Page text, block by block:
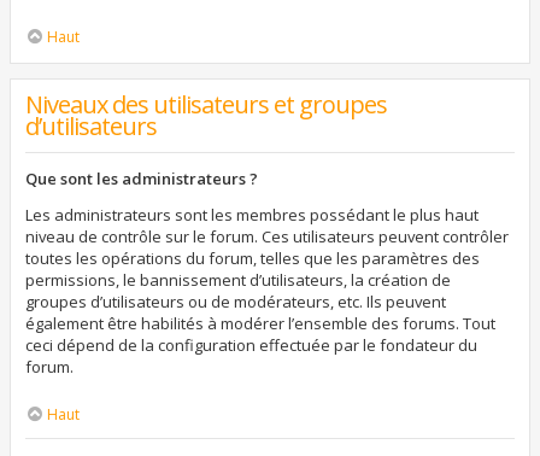
Haut
Niveaux des utilisateurs et groupes
d’utilisateurs
Que sont les administrateurs ?
Les administrateurs sont les membres possédant le plus haut
niveau de contrôle sur le forum. Ces utilisateurs peuvent contrôler
toutes les opérations du forum, telles que les paramètres des
permissions, le bannissement d’utilisateurs, la création de
groupes d’utilisateurs ou de modérateurs, etc. Ils peuvent
également être habilités à modérer l’ensemble des forums. Tout
ceci dépend de la configuration effectuée par le fondateur du
forum.
Haut